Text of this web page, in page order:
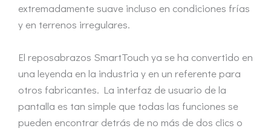
extremadamente suave incluso en condiciones frías
y en terrenos irregulares.
El reposabrazos SmartTouch ya se ha convertido en
una leyenda en la industria y en un referente para
otros fabricantes. La interfaz de usuario de la
pantalla es tan simple que todas las funciones se
pueden encontrar detrás de no más de dos clics o